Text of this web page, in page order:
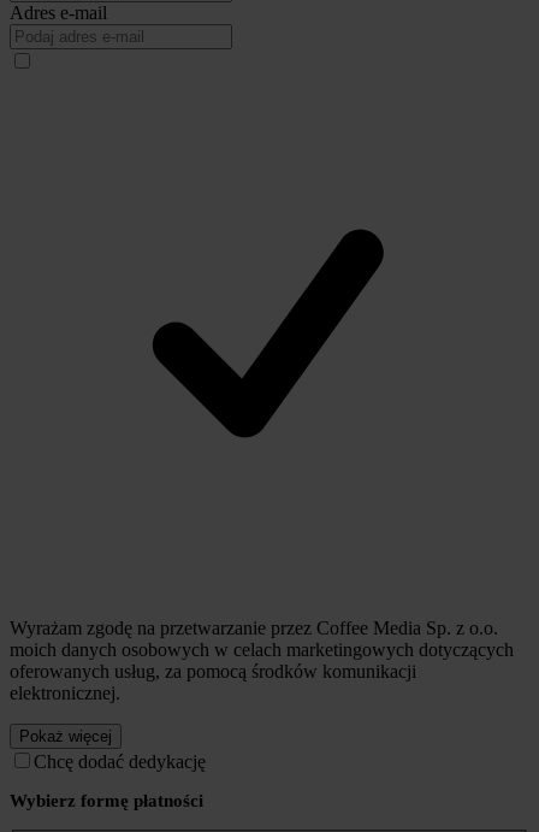
Adres e-mail
Wyrażam zgodę na przetwarzanie przez Coffee Media Sp. z o.o.
moich danych osobowych w celach marketingowych dotyczących
oferowanych usług, za pomocą środków komunikacji
elektronicznej.
Pokaż więcej
Chcę dodać dedykację
Wybierz formę płatności